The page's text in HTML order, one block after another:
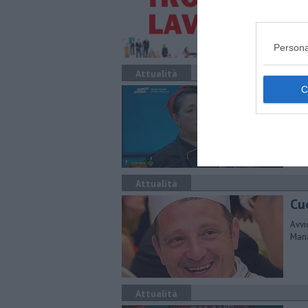
Attualità
Attualità
Attualità